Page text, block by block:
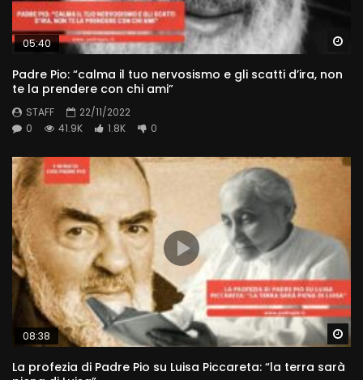
05:40
Padre Pio: “calma il tuo nervosismo e gli scatti d’ira, non
te la prendere con chi ami”
STAFF
22/11/2022
0
41.9K 1.8K 0
08:38
La profezia di Padre Pio su Luisa Piccareta: “la terra sarà